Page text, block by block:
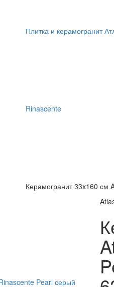
Плитка и керамогранит
Rinascente
Керамогранит 33x160 см